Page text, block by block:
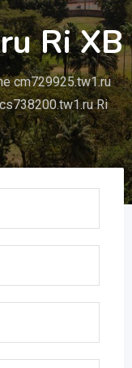
Ri XB
cm729925.tw1.ru
Ri